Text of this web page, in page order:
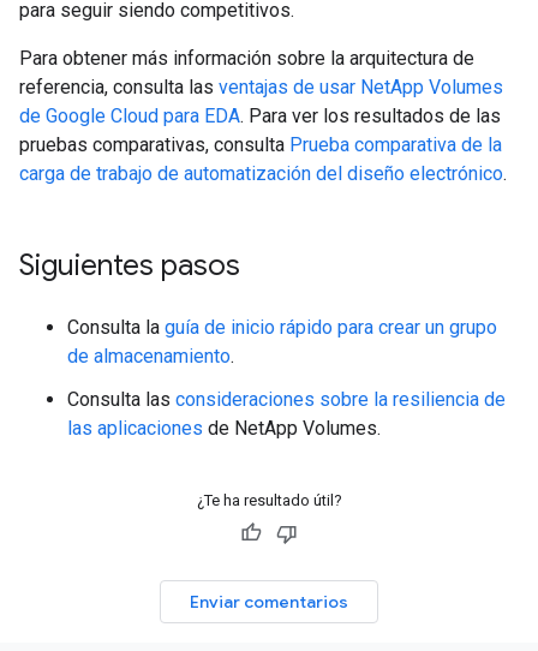
para seguir siendo competitivos.
Para obtener más información sobre la arquitectura de
referencia, consulta las ventajas de usar NetApp Volumes
de Google Cloud para EDA. Para ver los resultados de las
pruebas comparativas, consulta Prueba comparativa de la
carga de trabajo de automatización del diseño electrónico.
Siguientes pasos
Consulta la guía de inicio rápido para crear un grupo
de almacenamiento.
Consulta las consideraciones sobre la resiliencia de
las aplicaciones de NetApp Volumes.
¿Te ha resultado útil?
Enviar comentarios